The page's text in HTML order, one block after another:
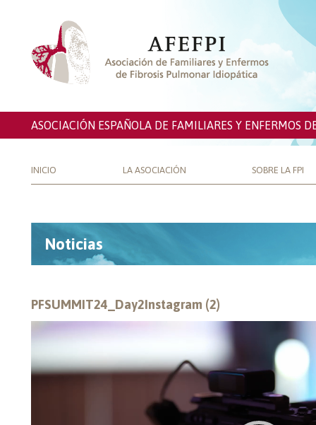
ASOCIACIÓN ESPAÑOLA DE FAMILIARES Y ENFERMOS
INICIO LA ASOCIACIÓN SOBRE LA FPI
Noticias
PFSUMMIT24_Day2Instagram (2)
de